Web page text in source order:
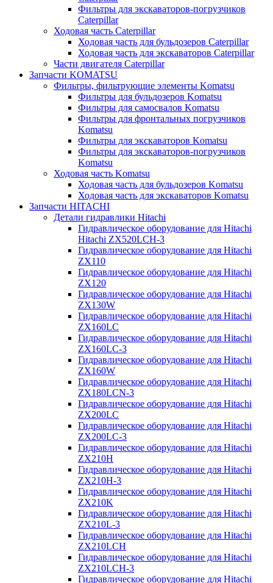
Фильтры для экскаваторов-погрузчиков
Caterpillar
Ходовая часть Caterpillar
Ходовая часть для бульдозеров Caterpillar
Ходовая часть для экскаваторов Caterpillar
Части двигателя Caterpillar
Запчасти KOMATSU
Фильтры, фильтрующие элементы Komatsu
Фильтры для бульдозеров Komatsu
Фильтры для самосвалов Komatsu
Фильтры для фронтальных погрузчиков
Komatsu
Фильтры для экскаваторов Komatsu
Фильтры для экскаваторов-погрузчиков
Komatsu
Ходовая часть Komatsu
Ходовая часть для бульдозеров Komatsu
Ходовая часть для экскаваторов Komatsu
Запчасти HITACHI
Детали гидравлики Hitachi
Гидравлическое оборудование для Hitachi
Hitachi ZX520LCH-3
Гидравлическое оборудование для Hitachi
ZX110
Гидравлическое оборудование для Hitachi
ZX120
Гидравлическое оборудование для Hitachi
ZX130W
Гидравлическое оборудование для Hitachi
ZX160LC
Гидравлическое оборудование для Hitachi
ZX160LC-3
Гидравлическое оборудование для Hitachi
ZX160W
Гидравлическое оборудование для Hitachi
ZX180LCN-3
Гидравлическое оборудование для Hitachi
ZX200LC
Гидравлическое оборудование для Hitachi
ZX200LC-3
Гидравлическое оборудование для Hitachi
ZX210H
Гидравлическое оборудование для Hitachi
ZX210H-3
Гидравлическое оборудование для Hitachi
ZX210K
Гидравлическое оборудование для Hitachi
ZX210L-3
Гидравлическое оборудование для Hitachi
ZX210LCH
Гидравлическое оборудование для Hitachi
ZX210LCH-3
Гидравлическое оборудование для Hitachi